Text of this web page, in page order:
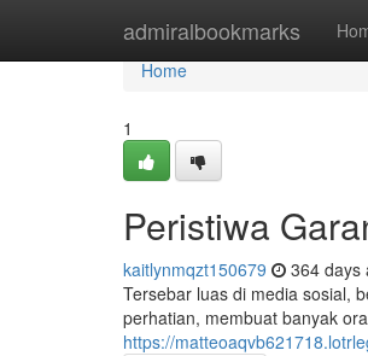
admiralbookmarks
Home
Home
1
Peristiwa
kaitlynmqzt150679 364 days
Tersebar luas di media sosial,
perhatian, membuat banyak
https://